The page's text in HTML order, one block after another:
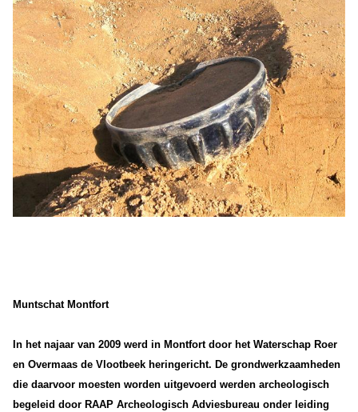
Muntschat Montfort
In het najaar van 2009 werd in Montfort door het Waterschap Roer
en Overmaas de Vlootbeek heringericht. De grondwerkzaamheden
die daarvoor moesten worden uitgevoerd werden archeologisch
begeleid door RAAP Archeologisch Adviesbureau onder leiding